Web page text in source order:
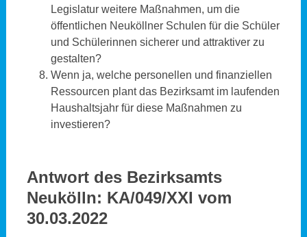
Legislatur weitere Maßnahmen, um die
öffentlichen Neuköllner Schulen für die Schüler
und Schülerinnen sicherer und attraktiver zu
gestalten?
Wenn ja, welche personellen und finanziellen
Ressourcen plant das Bezirksamt im laufenden
Haushaltsjahr für diese Maßnahmen zu
investieren?
Antwort des Bezirksamts
Neukölln: KA/049/XXI vom
30.03.2022